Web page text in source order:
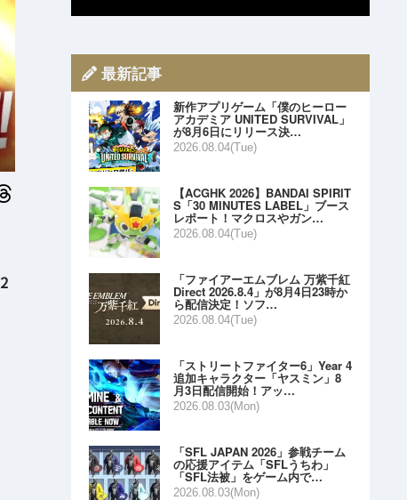
2
最新記事
新作アプリゲーム「僕のヒーロー
アカデミア UNITED SURVIVAL」
が8月6日にリリース決…
2026.08.04(Tue)
【ACGHK 2026】BANDAI SPIRIT
S「30 MINUTES LABEL」ブース
レポート！マクロスやガン…
2026.08.04(Tue)
「ファイアーエムブレム 万紫千紅
Direct 2026.8.4」が8月4日23時か
ら配信決定！ソフ…
2026.08.04(Tue)
「ストリートファイター6」Year 4
追加キャラクター「ヤスミン」8
月3日配信開始！アッ…
2026.08.03(Mon)
「SFL JAPAN 2026」参戦チーム
の応援アイテム「SFLうちわ」
「SFL法被」をゲーム内で…
2026.08.03(Mon)